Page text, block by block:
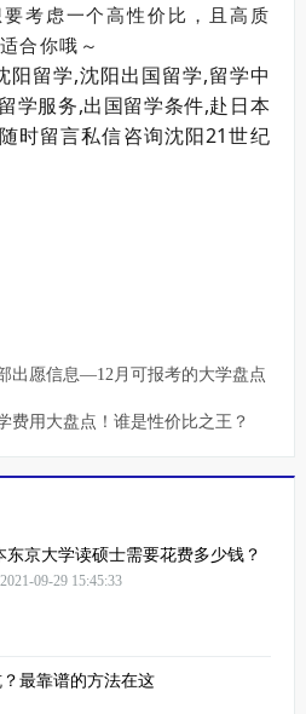
考虑一个高性价比，且高质
合你哦～
阳留学,沈阳出国留学,留学中
学服务,出国留学条件,赴日本
时留言私信咨询沈阳21世纪
出愿信息—12月可报考的大学盘点
费用大盘点！谁是性价比之王？
东京大学读硕士需要花费多少钱？
09-29 15:45:33
最靠谱的方法在这